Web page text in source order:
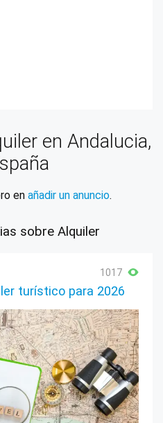
en Andalucia,
en añadir un anuncio.
sobre Alquiler
1017
turístico para 2026